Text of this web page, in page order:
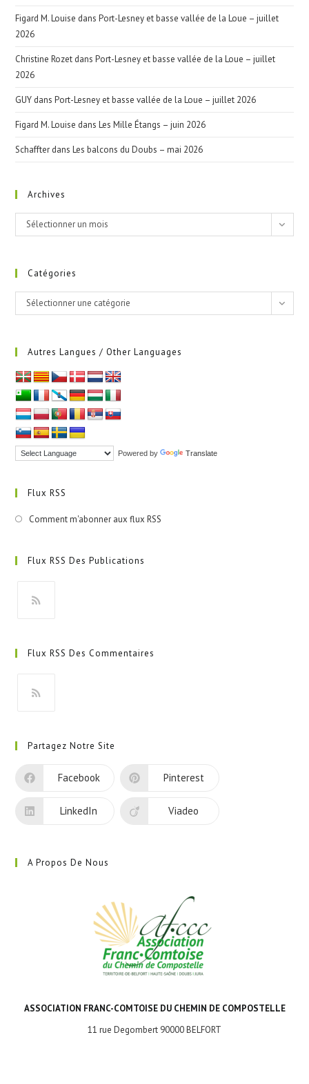
Figard M. Louise dansPort-Lesney et basse vallée de la Loue – juillet
2026
Christine Rozet dansPort-Lesney et basse vallée de la Loue – juillet
2026
GUY dansPort-Lesney et basse vallée de la Loue – juillet 2026
Figard M. Louise dansLes Mille Étangs – juin 2026
Schaffter dansLes balcons du Doubs – mai 2026
Archives
Archives
Sélectionner un mois
Catégories
Catégories
Sélectionner une catégorie
Autres Langues / Other Languages
Powered by Translate
Flux RSS
Comment m'abonner aux flux RSS
Flux RSS Des Publications
un
onglet
Flux RSS Des Commentaires
un
nouvel
Partagez Notre Site
Facebook Pinterest
LinkedIn Viadeo
A Propos De Nous
ASSOCIATION FRANC-COMTOISE DU CHEMIN DE COMPOSTELLE
11 rue Degombert 90000 BELFORT